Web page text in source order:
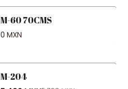
Agotado
M-60 70CMS
0 MXN
-5% OFF
M-204